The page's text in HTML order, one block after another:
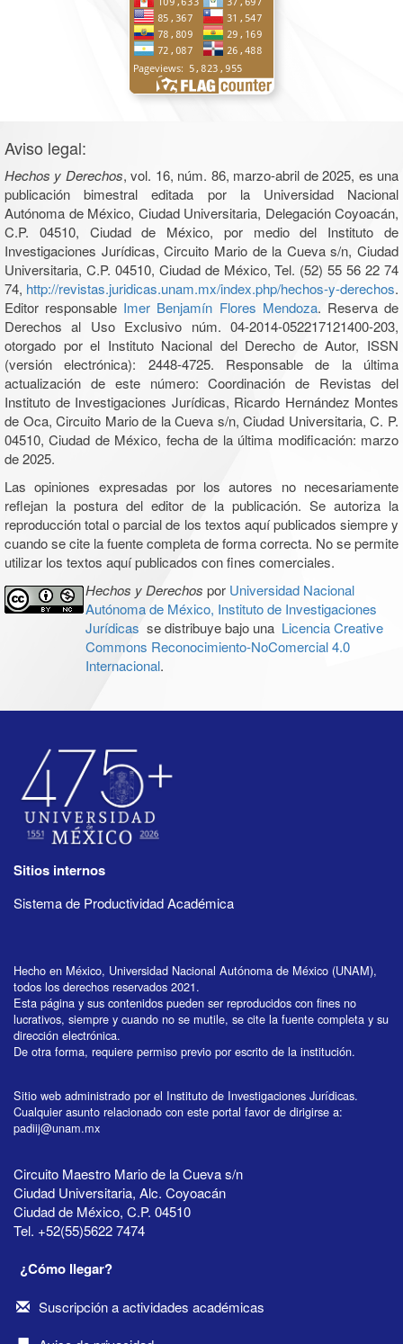
Aviso legal:
Hechos y Derechos, vol. 16, núm. 86, marzo-abril de 2025, es una
publicación bimestral editada por la Universidad Nacional
Autónoma de México, Ciudad Universitaria, Delegación Coyoacán,
C.P. 04510, Ciudad de México, por medio del Instituto de
Investigaciones Jurídicas, Circuito Mario de la Cueva s/n, Ciudad
Universitaria, C.P. 04510, Ciudad de México, Tel. (52) 55 56 22 74
74, http://revistas.juridicas.unam.mx/index.php/hechos-y-derechos.
Editor responsable Imer Benjamín Flores Mendoza. Reserva de
Derechos al Uso Exclusivo núm. 04-2014-052217121400-203,
otorgado por el Instituto Nacional del Derecho de Autor, ISSN
(versión electrónica): 2448-4725. Responsable de la última
actualización de este número: Coordinación de Revistas del
Instituto de Investigaciones Jurídicas, Ricardo Hernández Montes
de Oca, Circuito Mario de la Cueva s/n, Ciudad Universitaria, C. P.
04510, Ciudad de México, fecha de la última modificación: marzo
de 2025.
Las opiniones expresadas por los autores no necesariamente
reflejan la postura del editor de la publicación. Se autoriza la
reproducción total o parcial de los textos aquí publicados siempre y
cuando se cite la fuente completa de forma correcta. No se permite
utilizar los textos aquí publicados con fines comerciales.
Hechos y Derechos por Universidad Nacional
Autónoma de México, Instituto de Investigaciones
Jurídicas se distribuye bajo una Licencia Creative
Commons Reconocimiento-NoComercial 4.0
Internacional.
Sitios internos
Sistema de Productividad Académica
Hecho en México, Universidad Nacional Autónoma de México (UNAM),
todos los derechos reservados 2021.
Esta página y sus contenidos pueden ser reproducidos con fines no
lucrativos, siempre y cuando no se mutile, se cite la fuente completa y su
dirección electrónica.
De otra forma, requiere permiso previo por escrito de la institución.
Sitio web administrado por el Instituto de Investigaciones Jurídicas.
Cualquier asunto relacionado con este portal favor de dirigirse a:
padiij@unam.mx
Circuito Maestro Mario de la Cueva s/n
Ciudad Universitaria, Alc. Coyoacán
Ciudad de México, C.P. 04510
Tel. +52(55)5622 7474
¿Cómo llegar?
Suscripción a actividades académicas